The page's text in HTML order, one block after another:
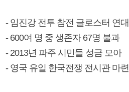
- 임진강 전투 참전 글로스터 연대
- 600여 명 중 생존자 67명 불과
- 2013년 파주 시민들 성금 모아
- 영국 유일 한국전쟁 전시관 마련